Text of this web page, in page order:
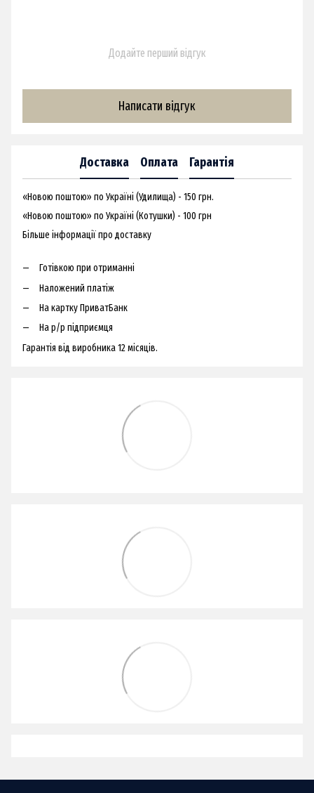
Додайте перший відгук
Написати відгук
Доставка Оплата Гарантія
«Новою поштою» по Україні (Удилища) - 150 грн.
«Новою поштою» по Україні (Котушки) - 100 грн
Більше інформації про доставку
Готівкою при отриманні
Наложений платіж
На картку ПриватБанк
На р/р підприємця
Гарантія від виробника 12 місяців.